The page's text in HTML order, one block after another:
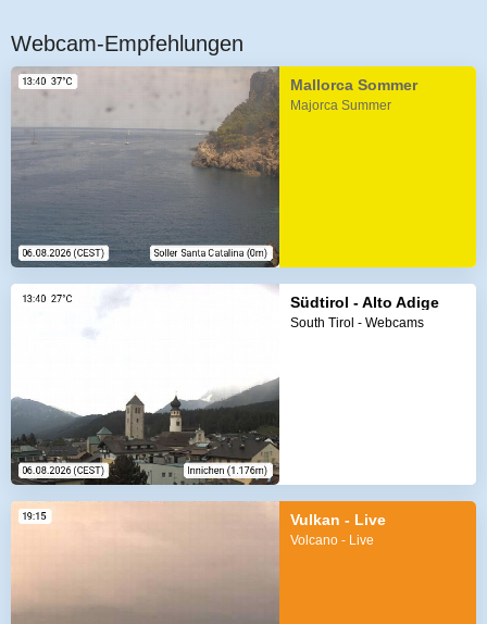
Webcam-Empfehlungen
Mallorca Sommer
Majorca Summer
Südtirol - Alto Adige
South Tirol - Webcams
Vulkan - Live
Volcano - Live